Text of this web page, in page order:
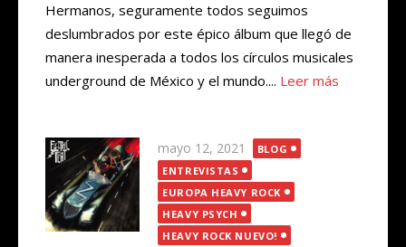
Hermanos, seguramente todos seguimos
deslumbrados por este épico álbum que llegó de
manera inesperada a todos los círculos musicales
underground de México y el mundo.... Leer más
Publicada
el
mayo 12, 2021
BLOG
ENTREVISTAS
EUROPA HEAVY ROCK
HEAVY PSYCH
HEAVY ROCK NUEVO!